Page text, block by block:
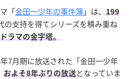
「金田一少年の事件簿」は、
199
の支持を得てシリーズを積み重ね
ラマの金字塔。
7月期に放送された「金田一少年
およそ8年ぶりの放送となっていま